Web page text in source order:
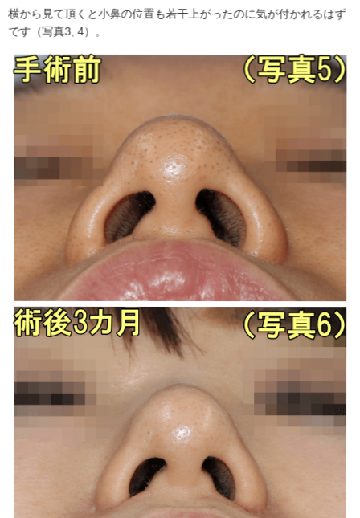
横から見て頂くと小鼻の位置も若干上がったのに気が付かれるはず
です（写真3, 4）。